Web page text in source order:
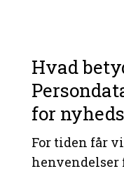
Hvad
for
For tiden får
henvendelser